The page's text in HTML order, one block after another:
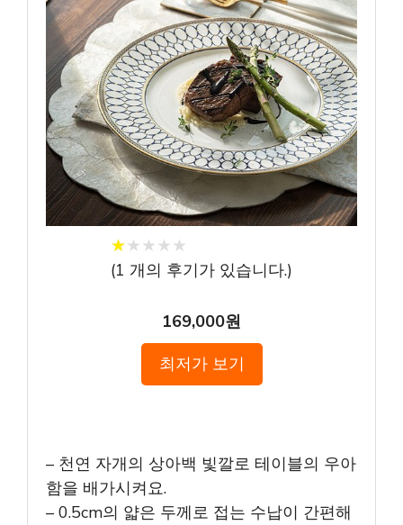
★★ ★ ★ ★
★★ ★ ★ ★
(1 개의 후기가 있습니다.)
169,000원
최저가 보기
– 천연 자개의 상아백 빛깔로 테이블의 우아
함을 배가시켜요.
– 0.5cm의 얇은 두께로 접는 수납이 간편해